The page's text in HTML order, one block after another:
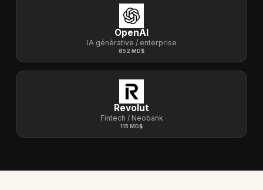
OpenAI
IA générative / enterprise
852 MD$
Revolut
Fintech / Neobank
115 MD$